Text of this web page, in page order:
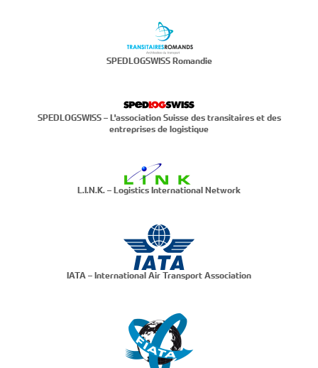
SPEDLOGSWISS Romandie
SPEDLOGSWISS – L'association Suisse des transitaires et des
entreprises de logistique
L.I.N.K. – Logistics International Network
IATA – International Air Transport Association